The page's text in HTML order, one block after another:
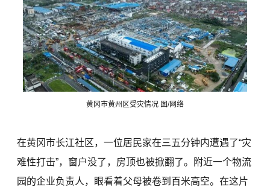
黄冈市黄州区受灾情况 图/网络
在黄冈市长江社区，一位居民家在三五分钟内遭遇了“灾
难性打击”，窗户没了，房顶也被掀翻了。附近一个物流
园的企业负责人，眼看着父母被卷到百米高空。在这片